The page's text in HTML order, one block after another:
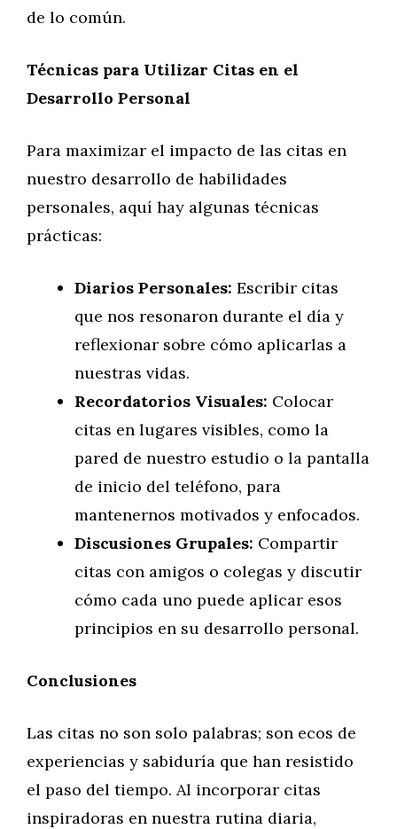
de lo común.
Técnicas para Utilizar Citas en el
Desarrollo Personal
Para maximizar el impacto de las citas en
nuestro desarrollo de habilidades
personales, aquí hay algunas técnicas
prácticas:
Diarios Personales: Escribir citas
que nos resonaron durante el día y
reflexionar sobre cómo aplicarlas a
nuestras vidas.
Recordatorios Visuales: Colocar
citas en lugares visibles, como la
pared de nuestro estudio o la pantalla
de inicio del teléfono, para
mantenernos motivados y enfocados.
Discusiones Grupales: Compartir
citas con amigos o colegas y discutir
cómo cada uno puede aplicar esos
principios en su desarrollo personal.
Conclusiones
Las citas no son solo palabras; son ecos de
experiencias y sabiduría que han resistido
el paso del tiempo. Al incorporar citas
inspiradoras en nuestra rutina diaria,